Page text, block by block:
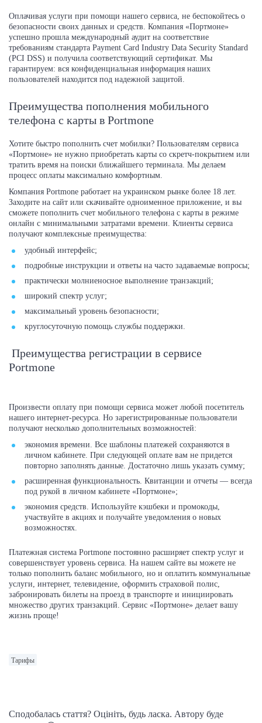
Оплачивая услуги при помощи нашего сервиса, не беспокойтесь о
безопасности своих данных и средств. Компания «Портмоне»
успешно прошла международный аудит на соответствие
требованиям стандарта Payment Card Industry Data Security Standard
(PCI DSS) и получила соответствующий сертификат. Мы
гарантируем: вся конфиденциальная информация наших
пользователей находится под надежной защитой.
Преимущества пополнения мобильного
телефона с карты в Portmone
Хотите быстро пополнить счет мобилки? Пользователям сервиса
«Портмоне» не нужно приобретать карты со скретч-покрытием или
тратить время на поиски ближайшего терминала. Мы делаем
процесс оплаты максимально комфортным.
Компания Portmone работает на украинском рынке более 18 лет.
Заходите на сайт или скачивайте одноименное приложение, и вы
сможете пополнить счет мобильного телефона с карты в режиме
онлайн с минимальными затратами времени. Клиенты сервиса
получают комплексные преимущества:
удобный интерфейс;
подробные инструкции и ответы на часто задаваемые вопросы;
практически молниеносное выполнение транзакций;
широкий спектр услуг;
максимальный уровень безопасности;
круглосуточную помощь службы поддержки.
Преимущества регистрации в сервисе
Portmone
Произвести оплату при помощи сервиса может любой посетитель
нашего интернет-ресурса. Но зарегистрированные пользователи
получают несколько дополнительных возможностей:
экономия времени. Все шаблоны платежей сохраняются в
личном кабинете. При следующей оплате вам не придется
повторно заполнять данные. Достаточно лишь указать сумму;
расширенная функциональность. Квитанции и отчеты — всегда
под рукой в личном кабинете «Портмоне»;
экономия средств. Используйте кэшбеки и промокоды,
участвуйте в акциях и получайте уведомления о новых
возможностях.
Платежная система Portmone постоянно расширяет спектр услуг и
совершенствует уровень сервиса. На нашем сайте вы можете не
только пополнить баланс мобильного, но и оплатить коммунальные
услуги, интернет, телевидение, оформить страховой полис,
забронировать билеты на проезд в транспорте и инициировать
множество других транзакций. Сервис «Портмоне» делает вашу
жизнь проще!
Тарифы
Сподобалась стаття? Оцініть, будь ласка. Автору буде